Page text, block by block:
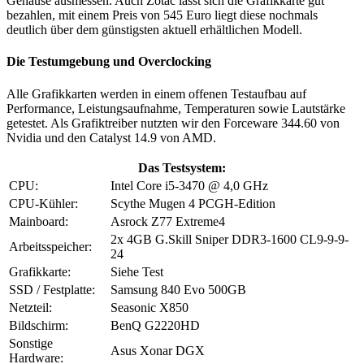
bezahlen, mit einem Preis von 545 Euro liegt diese nochmals
deutlich über dem günstigsten aktuell erhältlichen Modell.
Die Testumgebung und Overclocking
Alle Grafikkarten werden in einem offenen Testaufbau auf
Performance, Leistungsaufnahme, Temperaturen sowie Lautstärke
getestet. Als Grafiktreiber nutzten wir den Forceware 344.60 von
Nvidia und den Catalyst 14.9 von AMD.
Das Testsystem:
CPU:
Intel Core i5-3470 @ 4,0 GHz
CPU-Kühler:
Scythe Mugen 4 PCGH-Edition
Mainboard:
Asrock Z77 Extreme4
Arbeitsspeicher:
2x 4GB G.Skill Sniper DDR3-1600 CL9-9-9-
24
Grafikkarte:
Siehe Test
SSD / Festplatte:
Samsung 840 Evo 500GB
Netzteil:
Seasonic X850
Bildschirm:
BenQ G2220HD
Sonstige
Hardware:
Asus Xonar DGX